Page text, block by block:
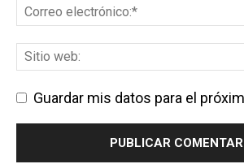
Guardar mis datos para el